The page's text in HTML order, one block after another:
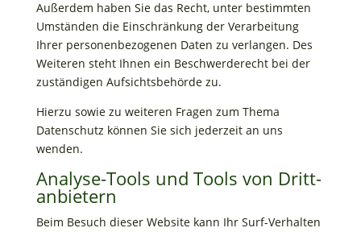
Außerdem haben Sie das Recht, unter bestimmten
Umständen die Einschränkung der Verarbeitung
Ihrer personenbezogenen Daten zu verlangen. Des
Weiteren steht Ihnen ein Beschwerderecht bei der
zuständigen Aufsichtsbehörde zu.
Hierzu sowie zu weiteren Fragen zum Thema
Datenschutz können Sie sich jederzeit an uns
wenden.
Analyse-Tools und Tools von Dritt­
anbietern
Beim Besuch dieser Website kann Ihr Surf-Verhalten